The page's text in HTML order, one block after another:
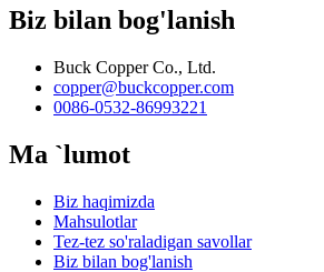
Biz bilan bog'lanish
Buck Copper Co., Ltd.
copper@buckcopper.com
0086-0532-86993221
Ma `lumot
Biz haqimizda
Mahsulotlar
Tez-tez so'raladigan savollar
Biz bilan bog'lanish